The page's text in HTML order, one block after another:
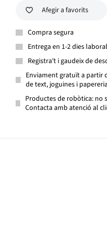
Afegir a favorits
Compra segura
Entrega en 1-2 dies
Registra't i gaudeix de
Enviament gratuït a partir
de text, joguines i
Productes de robòtica: no
Contacta amb atenció al